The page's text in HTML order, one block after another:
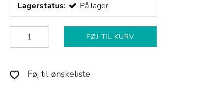
Lagerstatus: På lager
FØJ TIL KURV
Føj til ønskeliste